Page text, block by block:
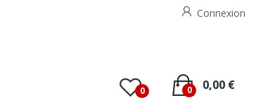
Connexion
0 0,00 €
0